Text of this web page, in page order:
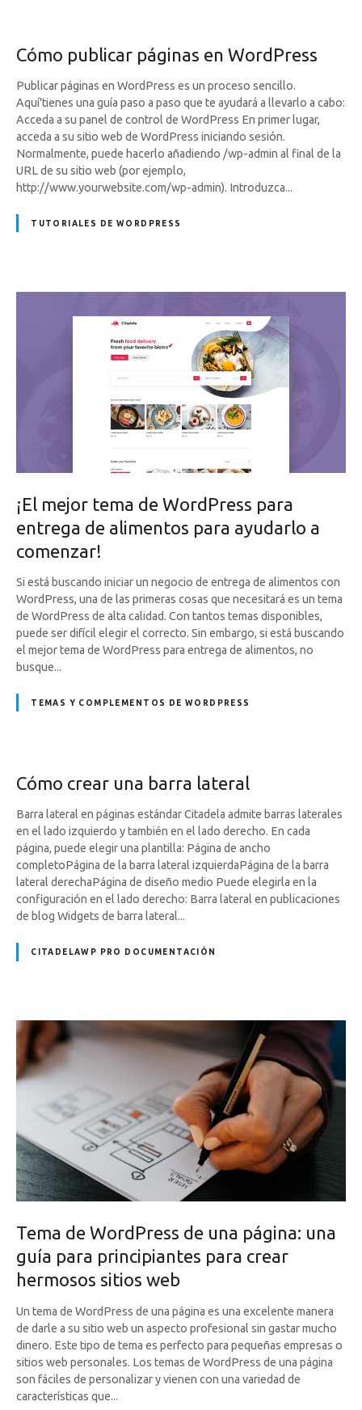
Cómo publicar páginas en WordPress
Publicar páginas en WordPress es un proceso sencillo.
Aquí'tienes una guía paso a paso que te ayudará a llevarlo a cabo:
Acceda a su panel de control de WordPress En primer lugar,
acceda a su sitio web de WordPress iniciando sesión.
Normalmente, puede hacerlo añadiendo /wp-admin al final de la
URL de su sitio web (por ejemplo,
http://www.yourwebsite.com/wp-admin). Introduzca...
TUTORIALES DE WORDPRESS
¡El mejor tema de WordPress para
entrega de alimentos para ayudarlo a
comenzar!
Si está buscando iniciar un negocio de entrega de alimentos con
WordPress, una de las primeras cosas que necesitará es un tema
de WordPress de alta calidad. Con tantos temas disponibles,
puede ser difícil elegir el correcto. Sin embargo, si está buscando
el mejor tema de WordPress para entrega de alimentos, no
busque...
TEMAS Y COMPLEMENTOS DE WORDPRESS
Cómo crear una barra lateral
Barra lateral en páginas estándar Citadela admite barras laterales
en el lado izquierdo y también en el lado derecho. En cada
página, puede elegir una plantilla: Página de ancho
completoPágina de la barra lateral izquierdaPágina de la barra
lateral derechaPágina de diseño medio Puede elegirla en la
configuración en el lado derecho: Barra lateral en publicaciones
de blog Widgets de barra lateral...
CITADELAWP PRO DOCUMENTACIÓN
Tema de WordPress de una página: una
guía para principiantes para crear
hermosos sitios web
Un tema de WordPress de una página es una excelente manera
de darle a su sitio web un aspecto profesional sin gastar mucho
dinero. Este tipo de tema es perfecto para pequeñas empresas o
sitios web personales. Los temas de WordPress de una página
son fáciles de personalizar y vienen con una variedad de
características que...